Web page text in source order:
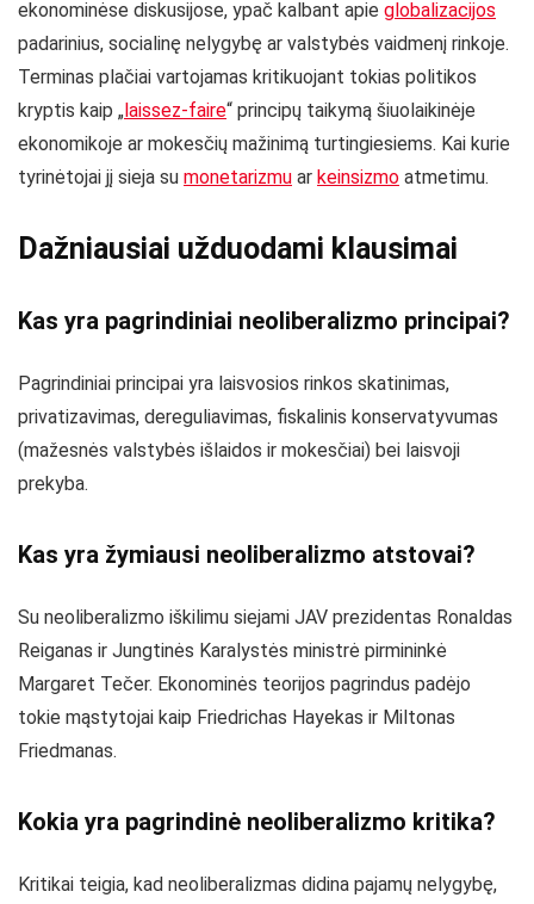
ekonominėse diskusijose, ypač kalbant apie globalizacijos
padarinius, socialinę nelygybę ar valstybės vaidmenį rinkoje.
Terminas plačiai vartojamas kritikuojant tokias politikos
kryptis kaip „laissez-faire“ principų taikymą šiuolaikinėje
ekonomikoje ar mokesčių mažinimą turtingiesiems. Kai kurie
tyrinėtojai jį sieja su monetarizmu ar keinsizmo atmetimu.
Dažniausiai užduodami klausimai
Kas yra pagrindiniai neoliberalizmo principai?
Pagrindiniai principai yra laisvosios rinkos skatinimas,
privatizavimas, dereguliavimas, fiskalinis konservatyvumas
(mažesnės valstybės išlaidos ir mokesčiai) bei laisvoji
prekyba.
Kas yra žymiausi neoliberalizmo atstovai?
Su neoliberalizmo iškilimu siejami JAV prezidentas Ronaldas
Reiganas ir Jungtinės Karalystės ministrė pirmininkė
Margaret Tečer. Ekonominės teorijos pagrindus padėjo
tokie mąstytojai kaip Friedrichas Hayekas ir Miltonas
Friedmanas.
Kokia yra pagrindinė neoliberalizmo kritika?
Kritikai teigia, kad neoliberalizmas didina pajamų nelygybę,